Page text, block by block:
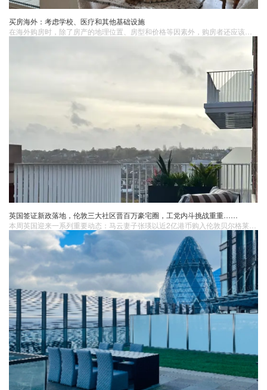
买房海外：考虑学校、医疗和其他基础设施
英国签证新政落地，伦敦三大社区晋百万豪宅圈，工党内斗挑战重重……